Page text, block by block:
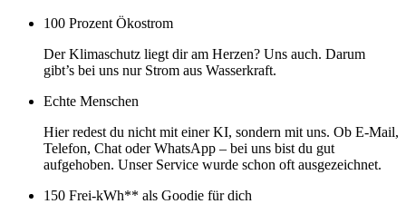
100 Prozent Ökostrom
Der Klimaschutz liegt dir am Herzen? Uns auch. Darum
gibt’s bei uns nur Strom aus Wasserkraft.
Echte Menschen
Hier redest du nicht mit einer KI, sondern mit uns. Ob E-Mail,
Telefon, Chat oder WhatsApp – bei uns bist du gut
aufgehoben. Unser Service wurde schon oft ausgezeichnet.
150 Frei-kWh** als Goodie für dich